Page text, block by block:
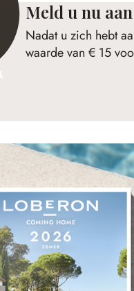
Meld u nu
Nadat u zich hebt
waarde van € 15